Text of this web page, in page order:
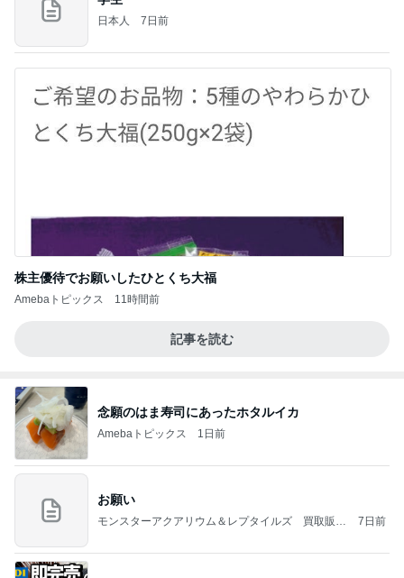
日本人 7日前
株主優待でお願いしたひとくち大福
Amebaトピックス 11時間前
記事を読む
念願のはま寿司にあったホタルイカ
Amebaトピックス 1日前
お願い
モンスターアクアリウム＆レプタイルズ 買取販売
7日前